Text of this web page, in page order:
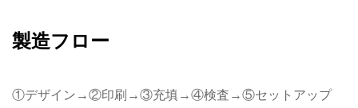
製造フロー
①デザイン→②印刷→③充填→④検査→⑤セットアップ